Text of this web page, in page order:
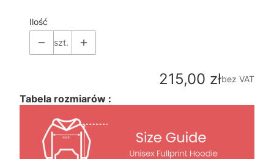
Ilość
szt.
Cena
215,00 złbez VAT
Tabela rozmiarów :